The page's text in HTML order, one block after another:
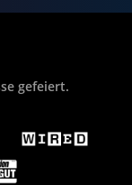
gefeiert.